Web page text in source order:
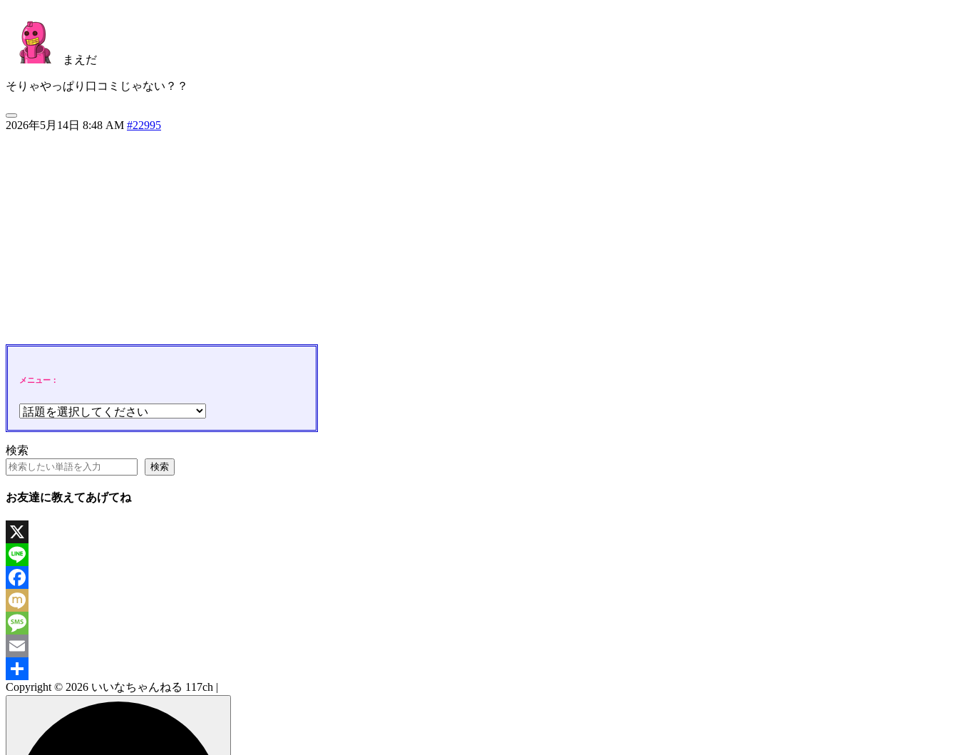
2026年5月14日 8:48 AM #22995
まえだ
そりゃやっぱり口コミじゃない？？
メニュー：
検索
検索
お友達に教えてあげてね
X
Line
Facebook
Mixi
Message
Email
共
Copyright © 2026 いいなちゃんねる 117ch |